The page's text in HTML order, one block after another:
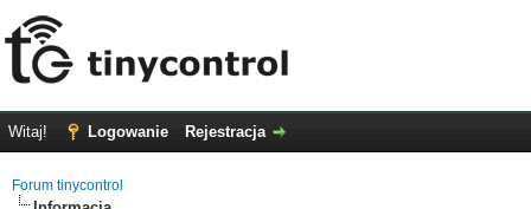
Witaj! Logowanie Rejestracja
Forum tinycontrol